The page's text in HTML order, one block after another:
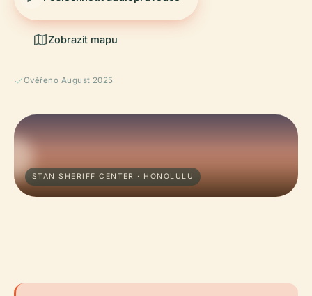
Zobrazit mapu
Ověřeno August 2025
STAN SHERIFF CENTER · HONOLULU